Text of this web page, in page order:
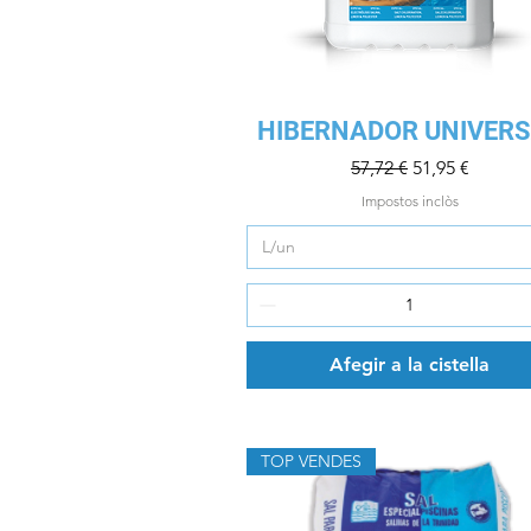
Visualització ràpida
HIBERNADOR
Preu normal
57,72 € Preu d'oferta
51,95 €
Impostos inclòs
L/un
Afegir a la cistella
TOP VENDES